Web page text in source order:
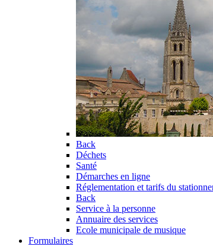
Back
Déchets
Santé
Démarches en ligne
Réglementation et tarifs du
Back
Service à la personne
Annuaire des services
Ecole municipale de musique
Formulaires